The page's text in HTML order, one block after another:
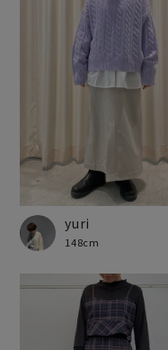
yuri
148cm